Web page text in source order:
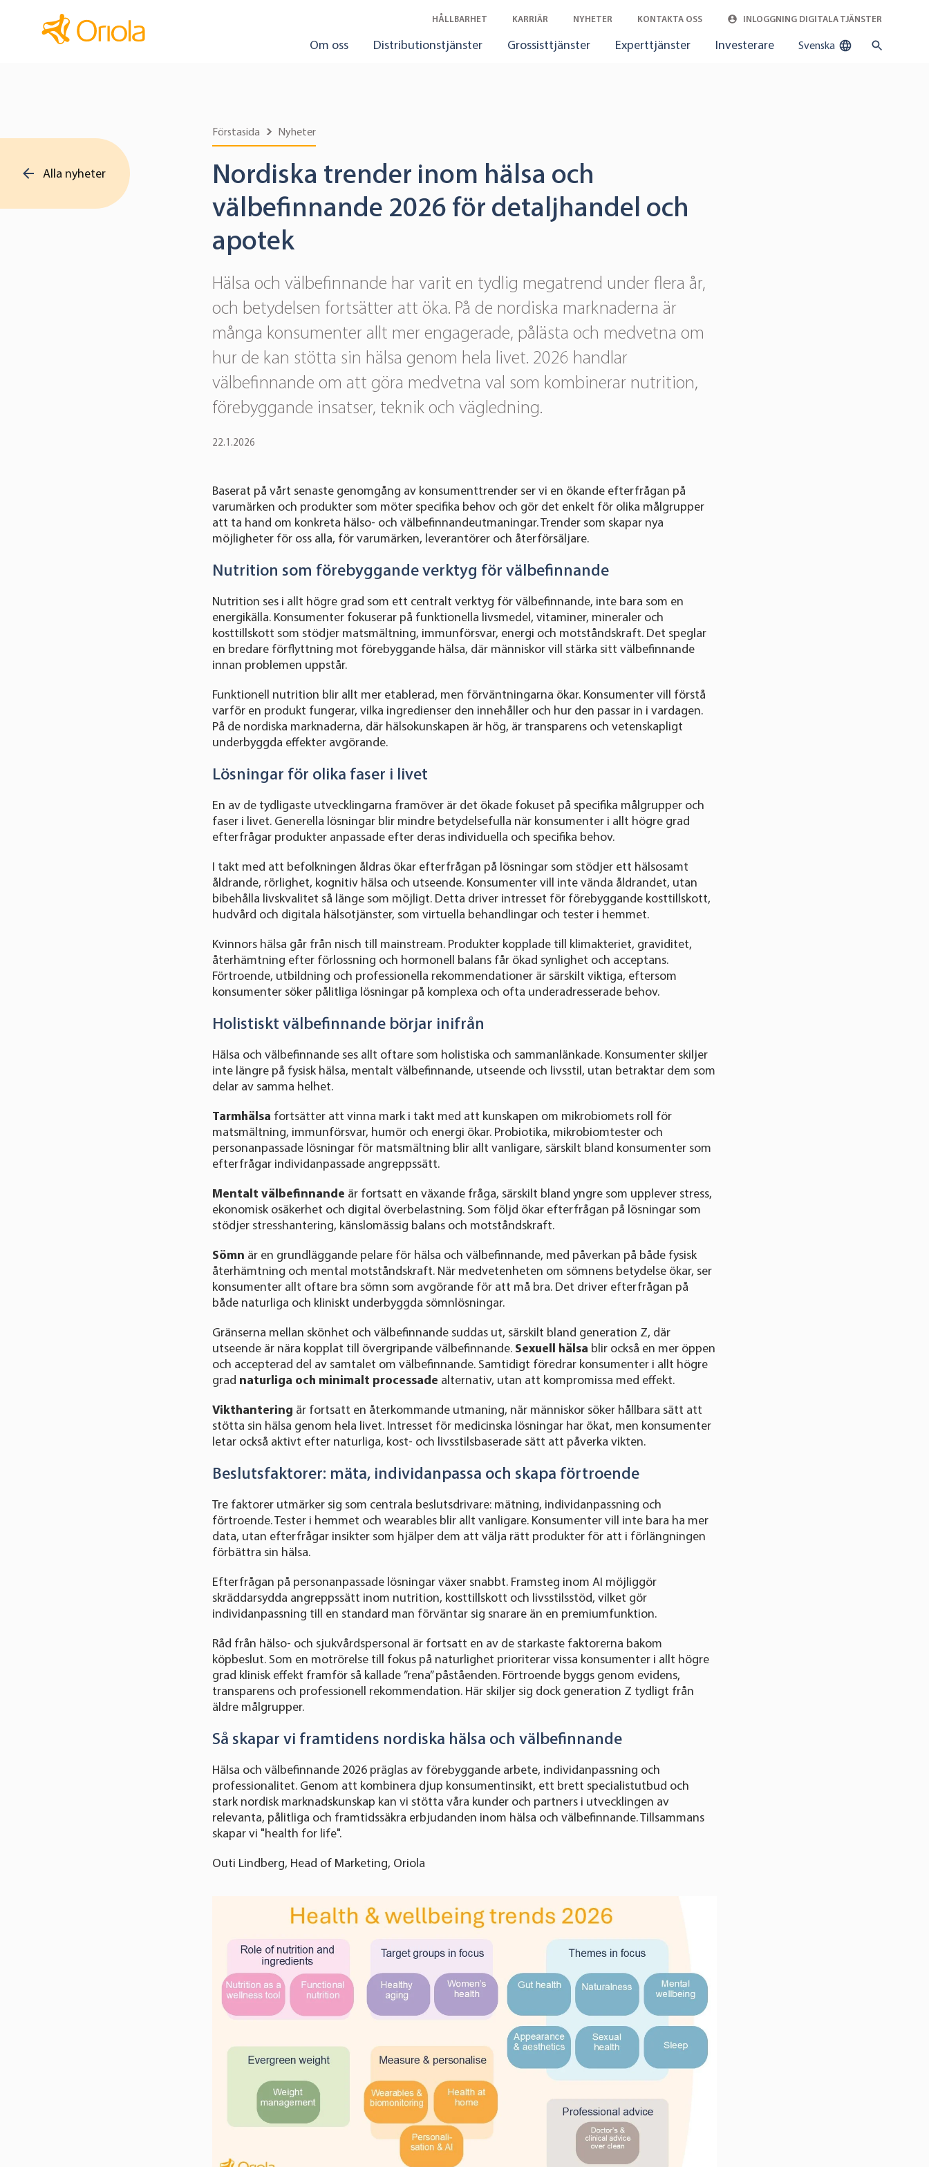
HÅLLBARHET KARRIÄR NYHETER KONTAKTA OSS INLOGGNING DIGITALA TJÄNSTER
Om oss Distributionstjänster Grossisttjänster Experttjänster Investerare Svenska
Alla nyheter
Förstasida Nyheter
Nordiska trender inom hälsa och
välbefinnande 2026 för detaljhandel och
apotek
Hälsa och välbefinnande har varit en tydlig megatrend under flera år,
och betydelsen fortsätter att öka. På de nordiska marknaderna är
många konsumenter allt mer engagerade, pålästa och medvetna om
hur de kan stötta sin hälsa genom hela livet. 2026 handlar
välbefinnande om att göra medvetna val som kombinerar nutrition,
förebyggande insatser, teknik och vägledning.
22.1.2026
Baserat på vårt senaste genomgång av konsumenttrender ser vi en ökande efterfrågan på
varumärken och produkter som möter specifika behov och gör det enkelt för olika målgrupper
att ta hand om konkreta hälso- och välbefinnandeutmaningar. Trender som skapar nya
möjligheter för oss alla, för varumärken, leverantörer och återförsäljare.
Nutrition som förebyggande verktyg för välbefinnande
Nutrition ses i allt högre grad som ett centralt verktyg för välbefinnande, inte bara som en
energikälla. Konsumenter fokuserar på funktionella livsmedel, vitaminer, mineraler och
kosttillskott som stödjer matsmältning, immunförsvar, energi och motståndskraft. Det speglar
en bredare förflyttning mot förebyggande hälsa, där människor vill stärka sitt välbefinnande
innan problemen uppstår.
Funktionell nutrition blir allt mer etablerad, men förväntningarna ökar. Konsumenter vill förstå
varför en produkt fungerar, vilka ingredienser den innehåller och hur den passar in i vardagen.
På de nordiska marknaderna, där hälsokunskapen är hög, är transparens och vetenskapligt
underbyggda effekter avgörande.
Lösningar för olika faser i livet
En av de tydligaste utvecklingarna framöver är det ökade fokuset på specifika målgrupper och
faser i livet. Generella lösningar blir mindre betydelsefulla när konsumenter i allt högre grad
efterfrågar produkter anpassade efter deras individuella och specifika behov.
I takt med att befolkningen åldras ökar efterfrågan på lösningar som stödjer ett hälsosamt
åldrande, rörlighet, kognitiv hälsa och utseende. Konsumenter vill inte vända åldrandet, utan
bibehålla livskvalitet så länge som möjligt. Detta driver intresset för förebyggande kosttillskott,
hudvård och digitala hälsotjänster, som virtuella behandlingar och tester i hemmet.
Kvinnors hälsa går från nisch till mainstream. Produkter kopplade till klimakteriet, graviditet,
återhämtning efter förlossning och hormonell balans får ökad synlighet och acceptans.
Förtroende, utbildning och professionella rekommendationer är särskilt viktiga, eftersom
konsumenter söker pålitliga lösningar på komplexa och ofta underadresserade behov.
Holistiskt välbefinnande börjar inifrån
Hälsa och välbefinnande ses allt oftare som holistiska och sammanlänkade. Konsumenter skiljer
inte längre på fysisk hälsa, mentalt välbefinnande, utseende och livsstil, utan betraktar dem som
delar av samma helhet.
Tarmhälsa fortsätter att vinna mark i takt med att kunskapen om mikrobiomets roll för
matsmältning, immunförsvar, humör och energi ökar. Probiotika, mikrobiomtester och
personanpassade lösningar för matsmältning blir allt vanligare, särskilt bland konsumenter som
efterfrågar individanpassade angreppssätt.
Mentalt välbefinnande är fortsatt en växande fråga, särskilt bland yngre som upplever stress,
ekonomisk osäkerhet och digital överbelastning. Som följd ökar efterfrågan på lösningar som
stödjer stresshantering, känslomässig balans och motståndskraft.
Sömn är en grundläggande pelare för hälsa och välbefinnande, med påverkan på både fysisk
återhämtning och mental motståndskraft. När medvetenheten om sömnens betydelse ökar, ser
konsumenter allt oftare bra sömn som avgörande för att må bra. Det driver efterfrågan på
både naturliga och kliniskt underbyggda sömnlösningar.
Gränserna mellan skönhet och välbefinnande suddas ut, särskilt bland generation Z, där
utseende är nära kopplat till övergripande välbefinnande. Sexuell hälsa blir också en mer öppen
och accepterad del av samtalet om välbefinnande. Samtidigt föredrar konsumenter i allt högre
grad naturliga och minimalt processade alternativ, utan att kompromissa med effekt.
Vikthantering är fortsatt en återkommande utmaning, när människor söker hållbara sätt att
stötta sin hälsa genom hela livet. Intresset för medicinska lösningar har ökat, men konsumenter
letar också aktivt efter naturliga, kost- och livsstilsbaserade sätt att påverka vikten.
Beslutsfaktorer: mäta, individanpassa och skapa förtroende
Tre faktorer utmärker sig som centrala beslutsdrivare: mätning, individanpassning och
förtroende. Tester i hemmet och wearables blir allt vanligare. Konsumenter vill inte bara ha mer
data, utan efterfrågar insikter som hjälper dem att välja rätt produkter för att i förlängningen
förbättra sin hälsa.
Efterfrågan på personanpassade lösningar växer snabbt. Framsteg inom AI möjliggör
skräddarsydda angreppssätt inom nutrition, kosttillskott och livsstilsstöd, vilket gör
individanpassning till en standard man förväntar sig snarare än en premiumfunktion.
Råd från hälso- och sjukvårdspersonal är fortsatt en av de starkaste faktorerna bakom
köpbeslut. Som en motrörelse till fokus på naturlighet prioriterar vissa konsumenter i allt högre
grad klinisk effekt framför så kallade ”rena” påståenden. Förtroende byggs genom evidens,
transparens och professionell rekommendation. Här skiljer sig dock generation Z tydligt från
äldre målgrupper.
Så skapar vi framtidens nordiska hälsa och välbefinnande
Hälsa och välbefinnande 2026 präglas av förebyggande arbete, individanpassning och
professionalitet. Genom att kombinera djup konsumentinsikt, ett brett specialistutbud och
stark nordisk marknadskunskap kan vi stötta våra kunder och partners i utvecklingen av
relevanta, pålitliga och framtidssäkra erbjudanden inom hälsa och välbefinnande. Tillsammans
skapar vi "health for life".
Outi Lindberg, Head of Marketing, Oriola